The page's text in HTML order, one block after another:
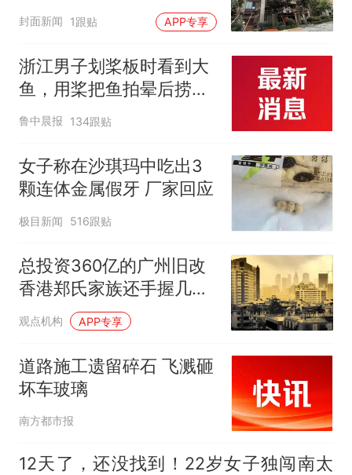
全区排查整治，事发小区
多楼栋打围排危｜追踪到
底
封面新闻 1跟贴 APP专享
浙江男子划桨板时看到大
鱼，用桨把鱼拍晕后捞
起；当事人：鱼重7斤6
两，做成红烧辣子鱼块，
味道很好
鲁中晨报 134跟贴
女子称在沙琪玛中吃出3
颗连体金属假牙 厂家回应
极目新闻 516跟贴
总投资360亿的广州旧改
香港郑氏家族还手握几
个？
观点机构 APP专享
道路施工遗留碎石 飞溅砸
坏车玻璃
南方都市报
12天了，还没找到！22岁女子独闯南太